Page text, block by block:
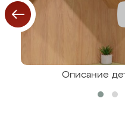
Описание